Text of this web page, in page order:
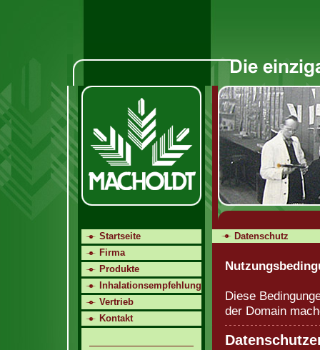
Startseite
Firma
Produkte
Inhalationsempfehlung
Vertrieb
Kontakt
Datenschutz
Diese
der Domain